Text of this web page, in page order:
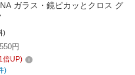
ガラス・鏡ピカッとクロス グ
)
円
1倍UP)
)